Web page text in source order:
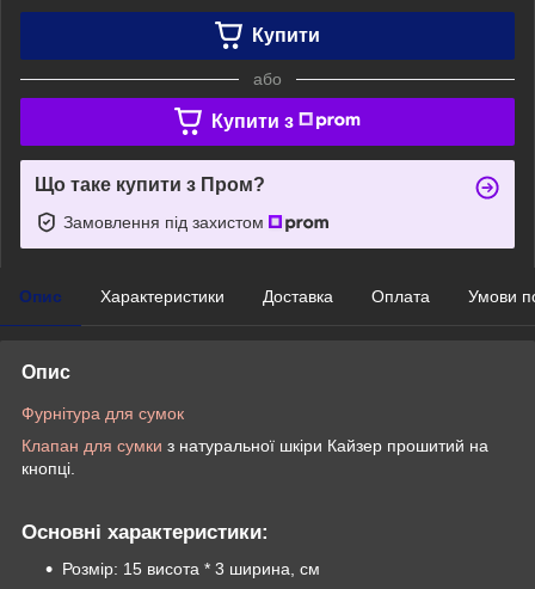
Купити
або
Купити з
Що таке купити з Пром?
Замовлення під захистом
Опис Характеристики Доставка Оплата Умови
Опис
Фурнітура для сумок
Клапан для сумки з натуральної шкіри Кайзер прошитий на
кнопці.
Основні характеристики:
Розмір: 15 висота * 3 ширина, см